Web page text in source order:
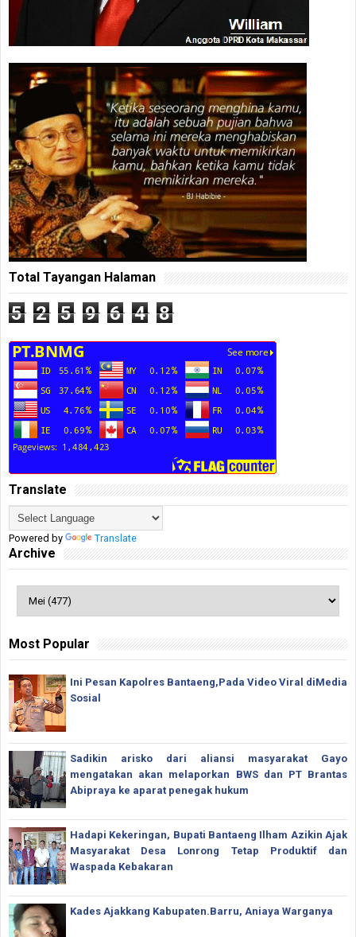
Total Tayangan Halaman
5 2 5 9 6 4 8
Translate
Powered by Translate
Archive
Most Popular
Ini Pesan Kapolres Bantaeng,Pada Video Viral diMedia
Sosial
Sadikin arisko dari aliansi masyarakat Gayo
mengatakan akan melaporkan BWS dan PT Brantas
Abipraya ke aparat penegak hukum
Hadapi Kekeringan, Bupati Bantaeng Ilham Azikin Ajak
Masyarakat Desa Lonrong Tetap Produktif dan
Waspada Kebakaran
Kades Ajakkang Kabupaten.Barru, Aniaya Warganya